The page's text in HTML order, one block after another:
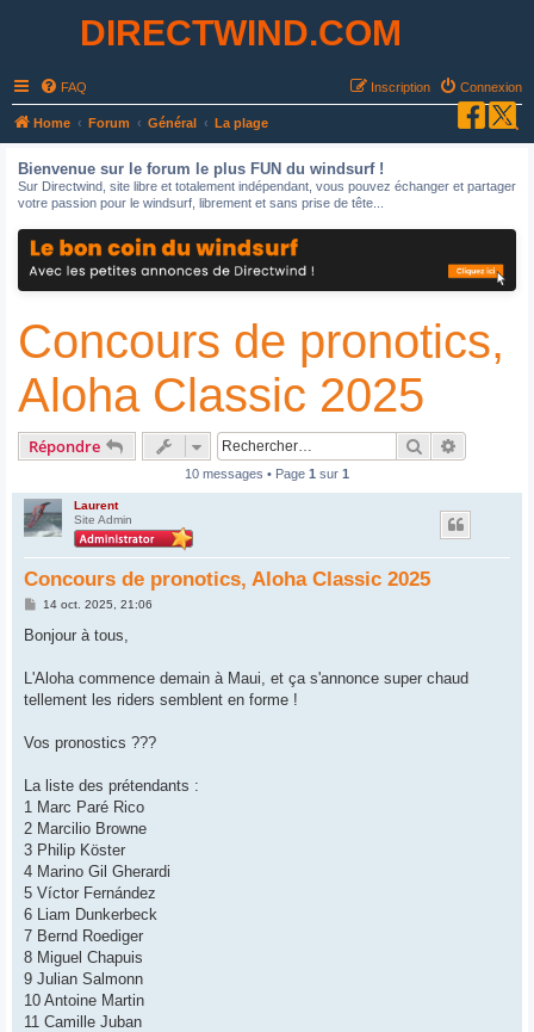
DIRECTWIND.COM
FAQ Connexion
Inscription
Home Forum Général La plage
Bienvenue sur le forum le plus FUN du windsurf !
Sur Directwind, site libre et totalement indépendant, vous pouvez échanger et partager
votre passion pour le windsurf, librement et sans prise de tête...
Concours de pronotics,
Aloha Classic 2025
Répondre Rechercher
10 messages • Page 1 sur 1
Laurent
Site Admin
Concours de pronotics, Aloha Classic 2025
M
s
g
14 oct. 2025, 21:06
Bonjour à tous,
L'Aloha commence demain à Maui, et ça s'annonce super chaud
tellement les riders semblent en forme !
Vos pronostics ???
La liste des prétendants :
1 Marc Paré Rico
2 Marcilio Browne
3 Philip Köster
4 Marino Gil Gherardi
5 Víctor Fernández
6 Liam Dunkerbeck
7 Bernd Roediger
8 Miguel Chapuis
9 Julian Salmonn
10 Antoine Martin
11 Camille Juban